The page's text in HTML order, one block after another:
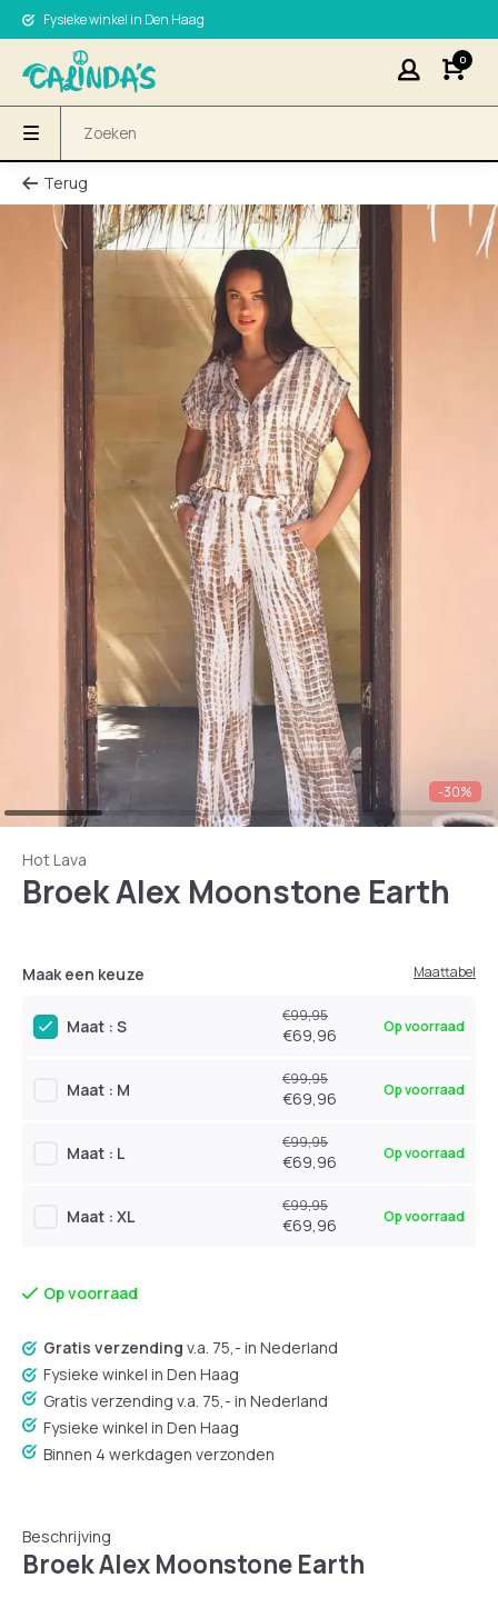
Fysieke winkel in Den Haag
0
Terug
-30%
Hot Lava
Broek Alex Moonstone Earth
Maak een keuze
Maat : S
€99,95
€69,96 Op voorraad
Maat : M
€99,95
€69,96 Op voorraad
Maat : L
€99,95
€69,96 Op voorraad
Maat : XL
€99,95
€69,96 Op voorraad
Maattabel
Op voorraad
Gratis verzending v.a. 75,- in Nederland
Fysieke winkel in Den Haag
Gratis verzending v.a. 75,- in Nederland
Fysieke winkel in Den Haag
Binnen 4 werkdagen verzonden
Beschrijving
Broek Alex Moonstone Earth